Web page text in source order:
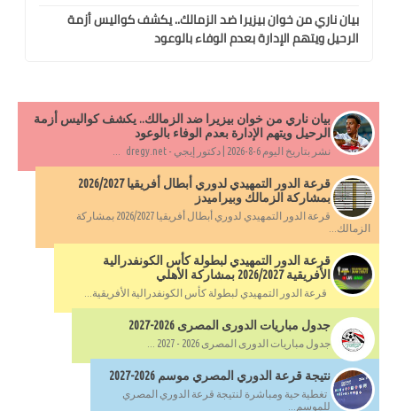
بيان ناري من خوان بيزيرا ضد الزمالك.. يكشف كواليس أزمة
الرحيل ويتهم الإدارة بعدم الوفاء بالوعود
بيان ناري من خوان بيزيرا ضد الزمالك.. يكشف كواليس أزمة
الرحيل ويتهم الإدارة بعدم الوفاء بالوعود
نشر بتاريخ اليوم 6-8-2026 | دكتور إيجي - dregy.net ...
قرعة الدور التمهيدي لدوري أبطال أفريقيا 2026/2027
بمشاركة الزمالك وبيراميدز
قرعة الدور التمهيدي لدوري أبطال أفريقيا 2026/2027 بمشاركة
الزمالك...
قرعة الدور التمهيدي لبطولة كأس الكونفدرالية
الأفريقية 2026/2027 بمشاركة الأهلي
قرعة الدور التمهيدي لبطولة كأس الكونفدرالية الأفريقية...
جدول مباريات الدورى المصرى 2026-2027
جدول مباريات الدورى المصرى 2026 - 2027 ...
نتيجة قرعة الدوري المصري موسم 2026-2027
تغطية حية ومباشرة لنتيجة قرعة الدوري المصري
للموسم...